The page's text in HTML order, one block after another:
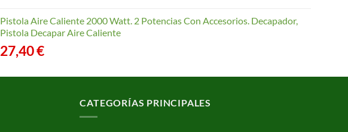
Pistola Aire Caliente 2000 Watt. 2 Potencias Con Accesorios. Decapador,
Pistola Decapar Aire Caliente
27,40€
CATEGORÍAS PRINCIPALES